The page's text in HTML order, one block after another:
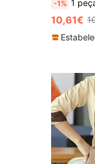
-1% 1 peça avental vintage europeu com
10,61€